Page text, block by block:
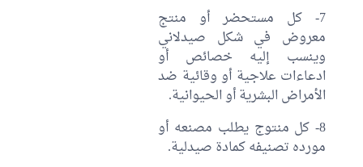
7- كل مستحضر أو منتج
معروض في شكل صيدلاني
وينسب إليه خصائص أو
ادعاءات علاجية أو وقائية ضد
الأمراض البشرية أو الحيوانية.
8- كل منتوج يطلب مصنعه أو
مورده تصنيفه كمادة صيدلية.